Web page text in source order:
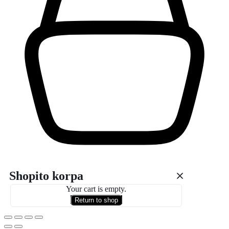
Shopito korpa
Your cart is empty.
Return to shop